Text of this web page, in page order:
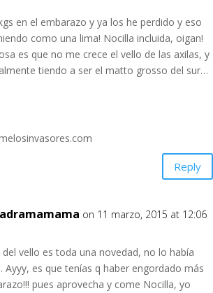
en el embarazo y ya los he perdido y eso
como una lima! Nocilla incluida, oigan!
es que no me crece el vello de las axilas, y
tiendo a ser el matto grosso del sur…
Reply
on 11 marzo, 2015 at 12:06
vello es toda una novedad, no lo había
es que tenías q haber engordado más
pues aprovecha y come Nocilla, yo